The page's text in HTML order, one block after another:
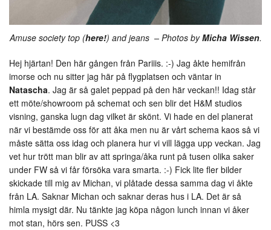
Amuse society top (here!) and jeans – Photos byMicha Wissen.
Hej hjärtan! Den här gången från Pariiis. :-) Jag åkte hemifrån
imorse och nu sitter jag här på flygplatsen och väntar in
Natascha. Jag är så galet peppad på den här veckan!! Idag står
ett möte/showroom på schemat och sen blir det H&M studios
visning, ganska lugn dag vilket är skönt. Vi hade en del planerat
när vi bestämde oss för att åka men nu är vårt schema kaos så vi
måste sätta oss idag och planera hur vi vill lägga upp veckan. Jag
vet hur trött man blir av att springa/åka runt på tusen olika saker
under FW så vi får försöka vara smarta. :-) Fick lite fler bilder
skickade till mig av Michan, vi plåtade dessa samma dag vi åkte
från LA. Saknar Michan och saknar deras hus i LA. Det är så
himla mysigt där. Nu tänkte jag köpa någon lunch innan vi åker
mot stan, hörs sen. PUSS <3